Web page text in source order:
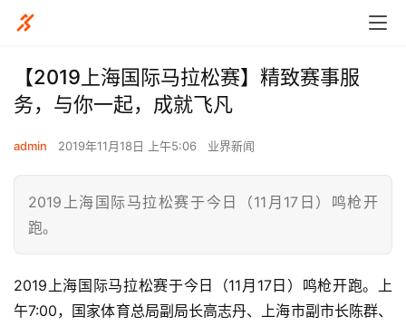
【2019上海国际马拉松赛】精致赛事服
务，与你一起，成就飞凡
admin 2019年11月18日 上午5:06 业界新闻
2019上海国际马拉松赛于今日（11月17日）鸣枪开
跑。
2019上海国际马拉松赛于今日（11月17日）鸣枪开跑。上
午7:00，国家体育总局副局长高志丹、上海市副市长陈群、